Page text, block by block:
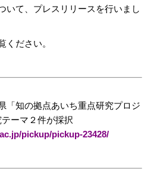
いて、プレスリリースを行いまし
ください。
「知の拠点あいち重点研究プロジ
ーマ２件が採択
pickup/pickup-23428/